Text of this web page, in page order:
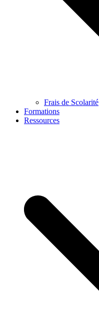
Frais de Scolarité
Formations
Ressources